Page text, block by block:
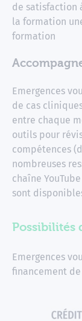
de satisfaction
la formation
formation
Emergences
de cas
entre chaque
outils pour
compétences
nombreuses
chaîne
sont
Possibilités
Emergences
financement